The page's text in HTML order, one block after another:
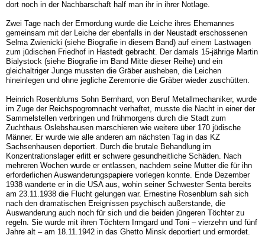
dort noch in der Nachbarschaft half man ihr in ihrer Notlage.
Zwei Tage nach der Ermordung wurde die Leiche ihres Ehemannes
gemeinsam mit der Leiche der ebenfalls in der Neustadt erschossenen
Selma Zwienicki (siehe Biografie in diesem Band) auf einem Lastwagen
zum jüdischen Friedhof in Hastedt gebracht. Der damals 15-jährige Martin
Bialystock (siehe Biografie im Band Mitte dieser Reihe) und ein
gleichaltriger Junge mussten die Gräber ausheben, die Leichen
hineinlegen und ohne jegliche Zeremonie die Gräber wieder zuschütten.
Heinrich Rosenblums Sohn Bernhard, von Beruf Metallmechaniker, wurde
im Zuge der Reichspogromnacht verhaftet, musste die Nacht in einer der
Sammelstellen verbringen und frühmorgens durch die Stadt zum
Zuchthaus Oslebshausen marschieren wie weitere über 170 jüdische
Männer. Er wurde wie alle anderen am nächsten Tag in das KZ
Sachsenhausen deportiert. Durch die brutale Behandlung im
Konzentrationslager erlitt er schwere gesundheitliche Schäden. Nach
mehreren Wochen wurde er entlassen, nachdem seine Mutter die für ihn
erforderlichen Auswanderungspapiere vorlegen konnte. Ende Dezember
1938 wanderte er in die USA aus, wohin seiner Schwester Senta bereits
am 23.11.1938 die Flucht gelungen war. Ernestine Rosenblum sah sich
nach den dramatischen Ereignissen psychisch außerstande, die
Auswanderung auch noch für sich und die beiden jüngeren Töchter zu
regeln. Sie wurde mit ihren Töchtern Irmgard und Toni – vierzehn und fünf
Jahre alt – am 18.11.1942 in das Ghetto Minsk deportiert und ermordet.